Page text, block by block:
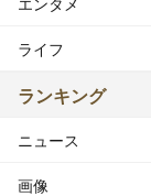
ライフ
ランキング
ニュース
画像